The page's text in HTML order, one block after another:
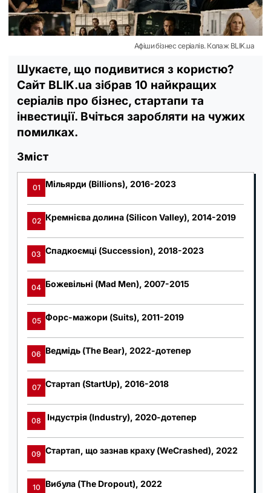
Афіши бізнес серіалів. Колаж BLIK.ua
Шукаєте, що подивитися з користю?
Сайт BLIK.ua зібрав 10 найкращих
серіалів про бізнес, стартапи та
інвестиції. Вчіться заробляти на чужих
помилках.
Зміст
01 Мільярди (Billions), 2016-2023
02 Кремнієва долина (Silicon Valley), 2014-2019
03 Спадкоємці (Succession), 2018-2023
04 Божевільні (Mad Men), 2007-2015
05 Форс-мажори (Suits), 2011-2019
06 Ведмідь (The Bear), 2022-дотепер
07 Стартап (StartUp), 2016-2018
08 Індустрія (Industry), 2020-дотепер
09 Стартап, що зазнав краху (WeCrashed), 2022
10
Вибула (The Dropout), 2022